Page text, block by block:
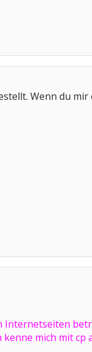
Wenn du
Internetseiten
kenne mich mit